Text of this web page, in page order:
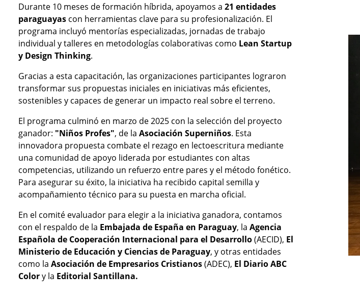
Durante 10 meses de formación híbrida, apoyamos a 21 entidades
paraguayas con herramientas clave para su profesionalización. El
programa incluyó mentorías especializadas, jornadas de trabajo
individual y talleres en metodologías colaborativas como Lean Startup
y Design Thinking.
Gracias a esta capacitación, las organizaciones participantes lograron
transformar sus propuestas iniciales en iniciativas más eficientes,
sostenibles y capaces de generar un impacto real sobre el terreno.
El programa culminó en marzo de 2025 con la selección del proyecto
ganador: "Niños Profes", de la Asociación Superniños. Esta
innovadora propuesta combate el rezago en lectoescritura mediante
una comunidad de apoyo liderada por estudiantes con altas
competencias, utilizando un refuerzo entre pares y el método fonético.
Para asegurar su éxito, la iniciativa ha recibido capital semilla y
acompañamiento técnico para su puesta en marcha oficial.
En el comité evaluador para elegir a la iniciativa ganadora, contamos
con el respaldo de la Embajada de España en Paraguay, la Agencia
Española de Cooperación Internacional para el Desarrollo(AECID), El
Ministerio de Educación y Ciencias de Paraguay, y otras entidades
como la Asociación de Empresarios Cristianos(ADEC), El Diario ABC
Colory la Editorial Santillana.